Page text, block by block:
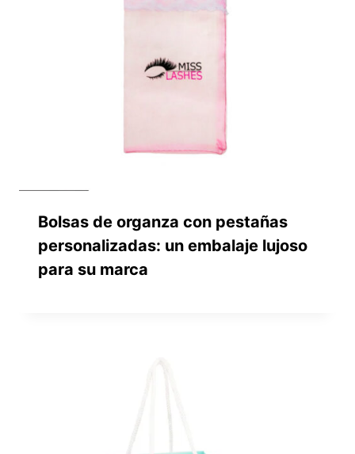
Bolsas de organza con pestañas
personalizadas: un embalaje lujoso
para su marca